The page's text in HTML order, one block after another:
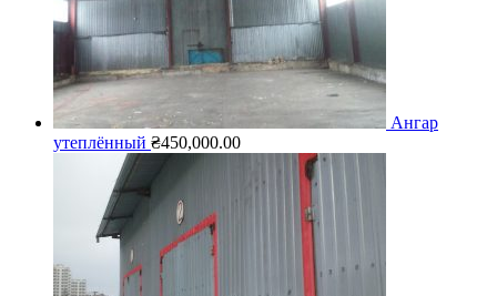
Ангар
утеплённый ₴450,000.00